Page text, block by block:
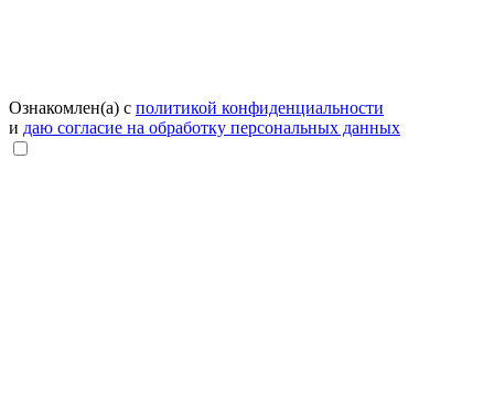
Ознакомлен(а) с политикой конфиденциальности
и даю согласие на обработку персональных данных